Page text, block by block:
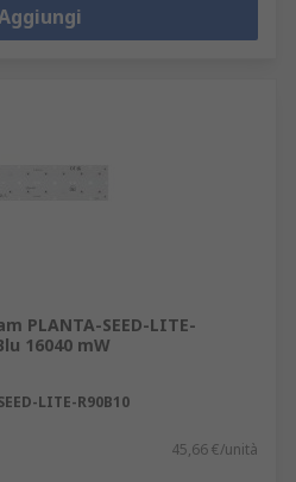
PLANTA-SEED-LITE-
16040 mW
LITE-R90B10
45,66 €/unità